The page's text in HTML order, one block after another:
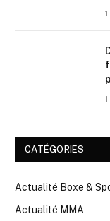
CATÉGORIES
Actualité Boxe &
Actualité MMA